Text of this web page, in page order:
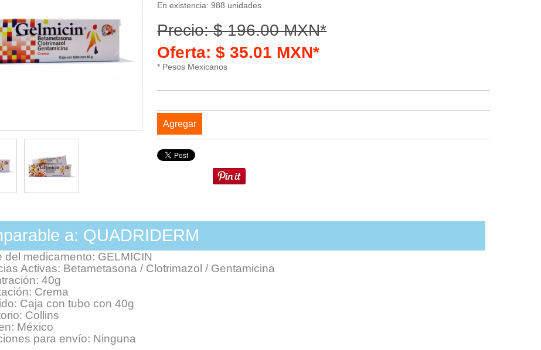
En existencia: 988 unidades
Precio: $ 196.00 MXN*
Oferta: $ 35.01 MXN*
* Pesos Mexicanos
Agregar
a: QUADRIDERM
del medicamento: GELMICIN
Activas: Betametasona / Clotrimazol / Gentamicina
40g
Crema
Caja con tubo con 40g
Collins
México
para envío: Ninguna